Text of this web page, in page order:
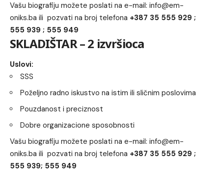
Vašu biografiju možete poslati na e-mail: info@em-
oniks.ba ili pozvati na broj telefona +387 35 555 929 ;
555 939 ; 555 949
SKLADIŠTAR – 2 izvršioca
Uslovi:
SSS
Poželjno radno iskustvo na istim ili sličnim poslovima
Pouzdanost i preciznost
Dobre organizacione sposobnosti
Vašu biografiju možete poslati na e-mail: info@em-
oniks.ba ili pozvati na broj telefona +387 35 555 929 ;
555 939; 555 949